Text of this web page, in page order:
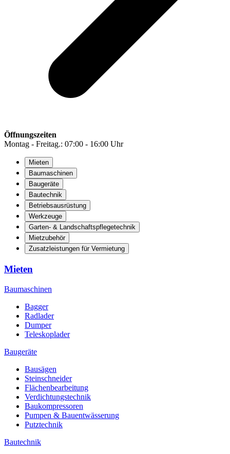
Öffnungszeiten
Montag - Freitag.: 07:00 - 16:00 Uhr
Mieten
Baumaschinen
Baugeräte
Bautechnik
Betriebsausrüstung
Werkzeuge
Garten- & Landschaftspflegetechnik
Mietzubehör
Zusatzleistungen für Vermietung
Mieten
Baumaschinen
Bagger
Radlader
Dumper
Teleskoplader
Baugeräte
Bausägen
Steinschneider
Flächenbearbeitung
Verdichtungstechnik
Baukompressoren
Pumpen & Bauentwässerung
Putztechnik
Bautechnik